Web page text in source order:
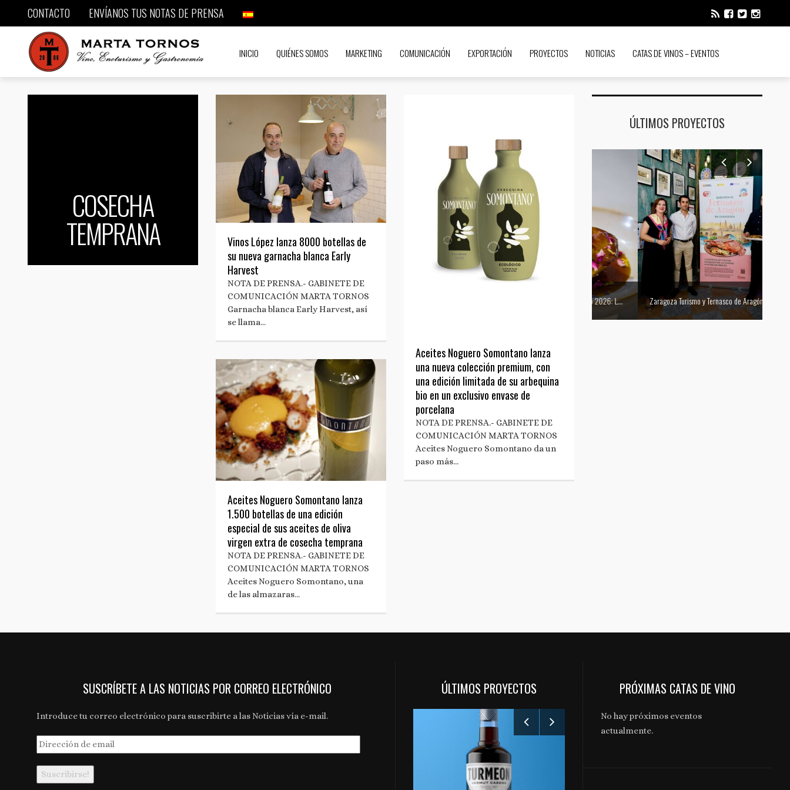
CONTACTO ENVÍANOS TUS NOTAS DE PRENSA
INICIO QUIÉNES SOMOS MARKETING COMUNICACIÓN EXPORTACIÓN PROYECTOS NOTICIAS CATAS DE VINOS – EVENTOS
COSECHA
TEMPRANA
Vinos López lanza 8000 botellas de
su nueva garnacha blanca Early
Harvest
NOTA DE PRENSA.- GABINETE DE
COMUNICACIÓN MARTA TORNOS
Garnacha blanca Early Harvest, así
se llama…
Aceites Noguero Somontano lanza
una nueva colección premium, con
una edición limitada de su arbequina
bio en un exclusivo envase de
porcelana
NOTA DE PRENSA.- GABINETE DE
COMUNICACIÓN MARTA TORNOS
Aceites Noguero Somontano da un
paso más…
Aceites Noguero Somontano lanza
1.500 botellas de una edición
especial de sus aceites de oliva
virgen extra de cosecha temprana
NOTA DE PRENSA.- GABINETE DE
COMUNICACIÓN MARTA TORNOS
Aceites Noguero Somontano, una
de las almazaras…
ÚLTIMOS PROYECTOS
Zaragoza Turismo y Ternasco de Aragón se unen para promocionar la ciudad a través de su gastronomía
SUSCRÍBETE A LAS NOTICIAS POR CORREO ELECTRÓNICO
Introduce tu correo electrónico para suscribirte a las Noticias vía e-mail.
Dirección
de
email
ÚLTIMOS PROYECTOS
Gabinete de comunicación y prensa de Bodegas Aragonesas – Nuevo espacio Terroir – Garnacha
PRÓXIMAS CATAS DE VINO
No hay próximos eventos
actualmente.